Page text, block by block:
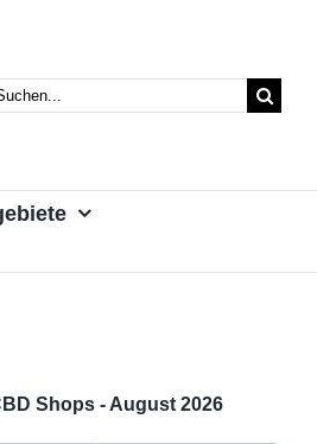
Shops - August 2026